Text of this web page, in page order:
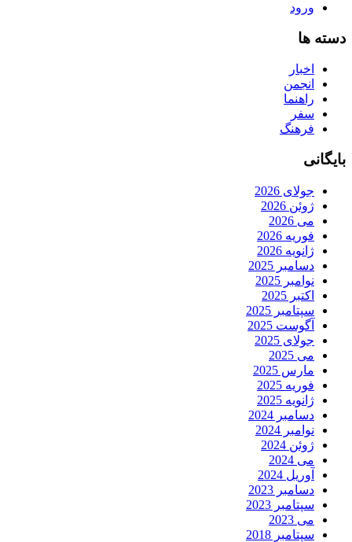
ورود
دسته ها
اخبار
انجمن
راهنما
سفر
فرهنگ
بایگانی
جولای 2026
ژوئن 2026
می 2026
فوریه 2026
ژانویه 2026
دسامبر 2025
نوامبر 2025
اکتبر 2025
سپتامبر 2025
آگوست 2025
جولای 2025
می 2025
مارس 2025
فوریه 2025
ژانویه 2025
دسامبر 2024
نوامبر 2024
ژوئن 2024
می 2024
آوریل 2024
دسامبر 2023
سپتامبر 2023
می 2023
سپتامبر 2018